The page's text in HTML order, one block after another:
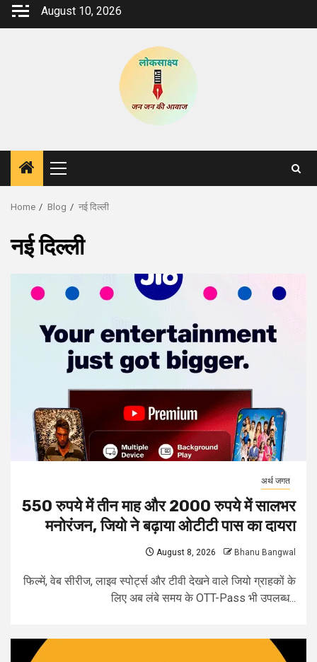
Skip
August 10, 2026
Primary
Menu
Home Blog नई दिल्ली
नई दिल्ली
अर्थ जगत
550 रुपये में तीन माह और 2000 रुपये में सालभर
मनोरंजन, जियो ने बढ़ाया ओटीटी पास का दायरा
August 8, 2026 Bhanu Bangwal
फिल्में, वेब सीरीज, लाइव स्पोर्ट्स और टीवी देखने वाले जियो ग्राहकों के
लिए अब लंबे समय के OTT-Pass भी उपलब्ध...